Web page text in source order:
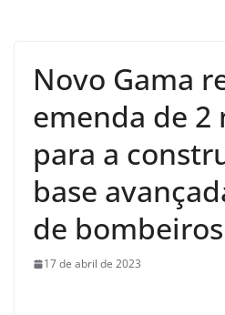
Novo Gama
emenda de 2
para a
base
de bombeiros
17 de abril de 2023